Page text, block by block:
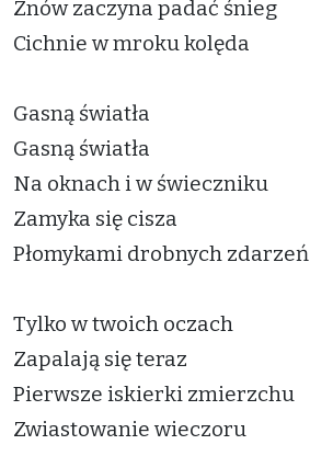
Znów zaczyna padać śnieg
Cichnie w mroku kolęda
Gasną światła
Gasną światła
Na oknach i w świeczniku
Zamyka się cisza
Płomykami drobnych zdarzeń
Tylko w twoich oczach
Zapalają się teraz
Pierwsze iskierki zmierzchu
Zwiastowanie wieczoru